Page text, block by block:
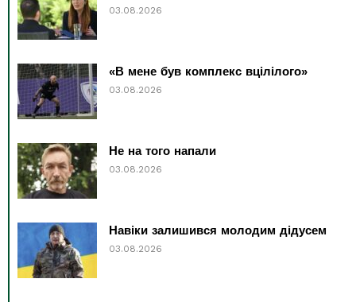
03.08.2026
«В мене був комплекс вцілілого»
03.08.2026
Не на того напали
03.08.2026
Навіки залишився молодим дідусем
03.08.2026